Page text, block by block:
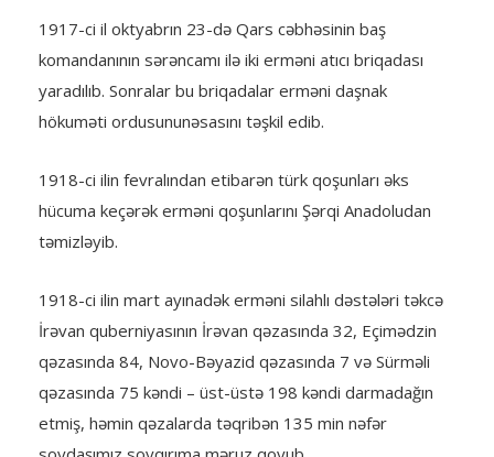
1917-ci il oktyabrın 23-də Qars cəbhəsinin baş
komandanının sərəncamı ilə iki erməni atıcı briqadası
yaradılıb. Sonralar bu briqadalar erməni daşnak
hökuməti ordusununəsasını təşkil edib.
1918-ci ilin fevralından etibarən türk qoşunları əks
hücuma keçərək erməni qoşunlarını Şərqi Anadoludan
təmizləyib.
1918-ci ilin mart ayınadək erməni silahlı dəstələri təkcə
İrəvan quberniyasının İrəvan qəzasında 32, Eçimədzin
qəzasında 84, Novo-Bəyazid qəzasında 7 və Sürməli
qəzasında 75 kəndi – üst-üstə 198 kəndi darmadağın
etmiş, həmin qəzalarda təqribən 135 min nəfər